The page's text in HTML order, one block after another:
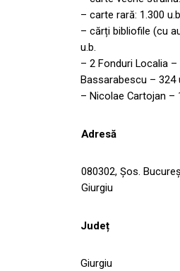
– carte rară: 1.300
– cărți bibliofile (cu
u.b.
– 2 Fonduri Localia –
Bassarabescu – 324
– Nicolae Cartojan –
Adresă
080302, Șos.
Giurgiu
Județ
Giurgiu